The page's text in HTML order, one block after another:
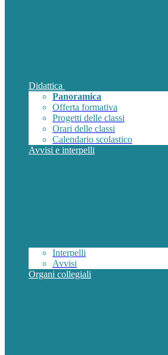
Didattica
Panoramica
Offerta formativa
Progetti delle classi
Orari delle classi
Calendario scolastico
Avvisi e interpelli
Interpelli
Avvisi
Organi collegiali